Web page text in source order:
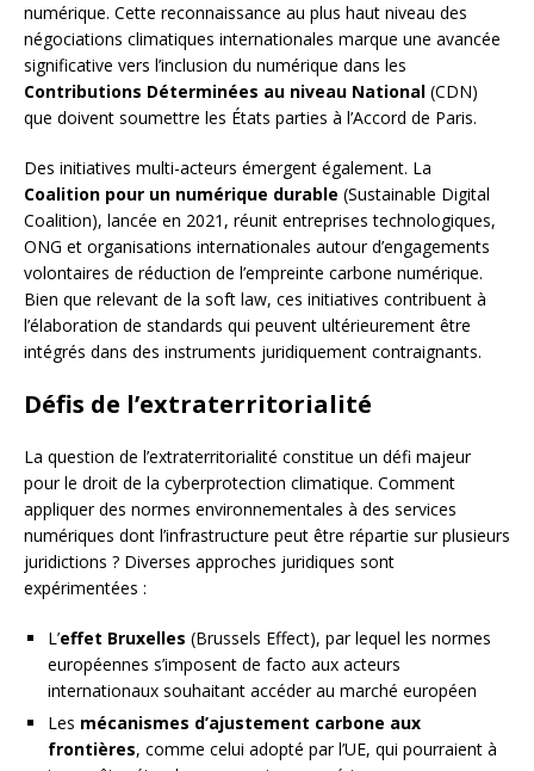
numérique. Cette reconnaissance au plus haut niveau des
négociations climatiques internationales marque une avancée
significative vers l’inclusion du numérique dans les
Contributions Déterminées au niveau National (CDN)
que doivent soumettre les États parties à l’Accord de Paris.
Des initiatives multi-acteurs émergent également. La
Coalition pour un numérique durable (Sustainable Digital
Coalition), lancée en 2021, réunit entreprises technologiques,
ONG et organisations internationales autour d’engagements
volontaires de réduction de l’empreinte carbone numérique.
Bien que relevant de la soft law, ces initiatives contribuent à
l’élaboration de standards qui peuvent ultérieurement être
intégrés dans des instruments juridiquement contraignants.
Défis de l’extraterritorialité
La question de l’extraterritorialité constitue un défi majeur
pour le droit de la cyberprotection climatique. Comment
appliquer des normes environnementales à des services
numériques dont l’infrastructure peut être répartie sur plusieurs
juridictions ? Diverses approches juridiques sont
expérimentées :
L’effet Bruxelles (Brussels Effect), par lequel les normes
européennes s’imposent de facto aux acteurs
internationaux souhaitant accéder au marché européen
Les mécanismes d’ajustement carbone aux
frontières, comme celui adopté par l’UE, qui pourraient à